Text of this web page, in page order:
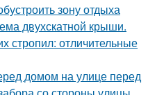
зону отдыха
двухскатной крыши.
стропил: отличительные
домом на улице перед